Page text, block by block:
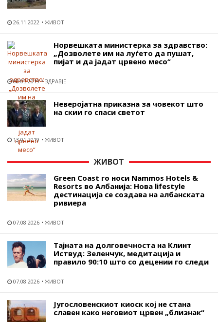
26.11.2022 ЖИВОТ
Норвешката министерка за здравство:
„Дозволете им на луѓето да пушат,
пијат и да јадат црвено месо“
08.05.2019 ЗДРАВЈЕ
Неверојатна приказна за човекот што
на скии го спаси светот
13.01.2019 ЖИВОТ
ЖИВОТ
Green Coast го носи Nammos Hotels &
Resorts во Албанија: Нова lifestyle
дестинација се создава на албанската
ривиера
07.08.2026 ЖИВОТ
Тајната на долговечноста на Клинт
Иствуд: Зеленчук, медитација и
правило 90:10 што со децении го следи
07.08.2026 ЖИВОТ
Југословенскиот киоск кој не стана
славен како неговиот црвен „близнак“